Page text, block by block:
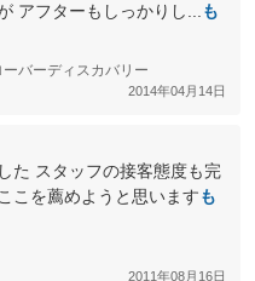
アフターもしっかりし...
も
バーディスカバリー
2014年04月14日
た スタッフの接客態度も完
こを薦めようと思いますも
2011年08月16日